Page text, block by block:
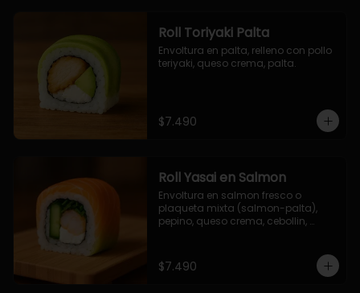
Roll Toriyaki Palta
Envoltura en palta, relleno con pollo
teriyaki, queso crema, palta.
$7.490
Roll Yasai en Salmon
Envoltura en salmon fresco o
plaqueta mixta (salmon-palta),
pepino, queso crema, cebollin,
$7.490